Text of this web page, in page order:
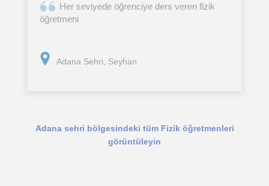
Her seviyede öğrenciye ders veren fizik
öğretmeni
Adana Sehri, Seyhan
Adana sehri bölgesindeki tüm Fizik öğretmenleri
görüntüleyin